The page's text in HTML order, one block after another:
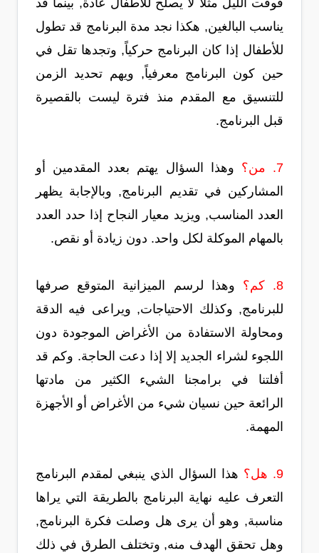
فوقت الليل مثلاً لا يصلح للأطفال عادة, بينما قد
يناسب البالغين, هكذا نجد مدة البرنامج قد تطول
للأطفال إذا كان البرنامج حركياً, وتجدها تقل في
حين كون البرنامج معرفياً, ويهم تحديد الزمن
للتنسيق مع المقدم منذ فترة ليست بالقصيرة
قبل البرنامج.
7. من؟
وهذا السؤال يهتم بعدد المقدمين أو
المشاركين في تقديم البرنامج, وبالإجابة يظهر
العدد المناسب, ويزيد معيار النجاح إذا حدد العدد
بالمهام الموكلة لكل واحد. دون زيادة أو نقص.
8. كم؟
وهذا لرسم الميزانية المتوقع صرفها
للبرنامج, وكذلك الاحتياجات, ويراعى فيه الدقة
ومحاولة الاستفادة من الأغراض الموجودة دون
اللجوء لشراء الجديد إلا إذا دعت الحاجة. وكم قد
أفلتنا في برامجنا الشيء الكثير من مادتها
الرائعة حين نسيان شيء من الأغراض أو الأجهزة
المهمة.
9. هل؟
هذا السؤال الذي ينبغي لمقدم البرنامج
التعرف عليه نهاية البرنامج بالطريقة التي يراها
مناسبة, وهو أن يرى هل وصلت فكرة البرنامج,
وهل تحقق الهدف منه, وتختلف الطرق في ذلك